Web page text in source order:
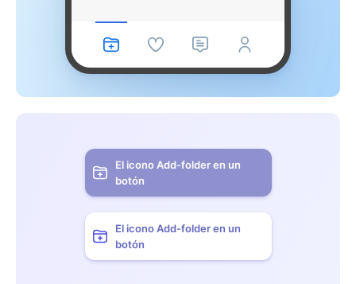
El icono Add-folder en un
botón
El icono Add-folder en un
botón